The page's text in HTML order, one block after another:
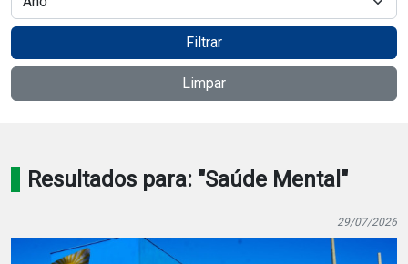
Portal do Contribuinte
Notícias
Filtrar
Limpar
Resultados para: "Saúde Mental"
29/07/2026